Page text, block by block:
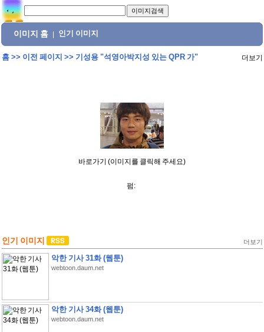
이미지 홈 인기 이미지
홈>> 이전 페이지 >> 기성용 "석영아박지성 있는 QPR 가" 더보기
바로가기 (이미지를 클릭해 주세요)
펌:
인기 이미지 더보기
악한 기사 31화 (웹툰)
webtoon.daum.net
악한 기사 34화 (웹툰)
webtoon.daum.net